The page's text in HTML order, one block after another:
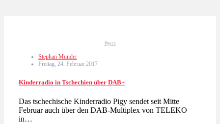
Pigy.cz
Stephan Munder
Freitag, 24. Februar 2017
Kinderradio in Tschechien über DAB+
Das tschechische Kinderradio Pigy sendet seit Mitte
Februar auch über den DAB-Multiplex von TELEKO
in…